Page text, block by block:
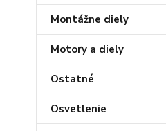
Montážne diely
Motory a diely
Ostatné
Osvetlenie